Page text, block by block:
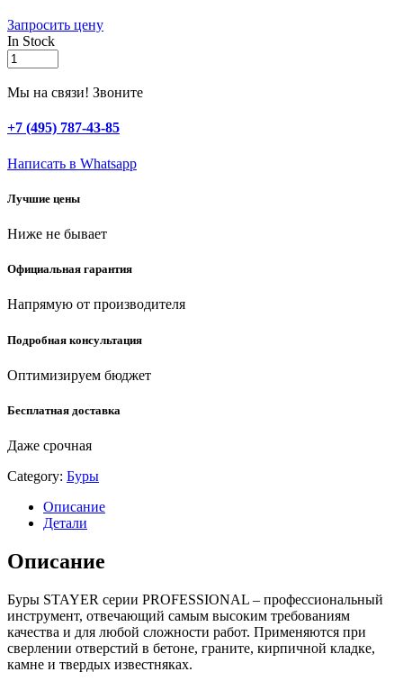
Запросить цену
In Stock
STAYER
12
x
мм,
SDS-
бур,
(2930-
12)
Мы на связи! Звоните
+7 (495) 787-43-85
Написать в Whatsapp
Лучшие цены
Ниже не бывает
Официальная гарантия
Напрямую от производителя
Подробная консультация
Оптимизируем бюджет
Бесплатная доставка
Даже срочная
Category: Буры
Описание
Детали
Описание
Буры STAYER серии PROFESSIONAL – профессиональный
инструмент, отвечающий самым высоким требованиям
качества и для любой сложности работ. Применяются при
сверлении отверстий в бетоне, граните, кирпичной кладке,
камне и твердых известняках.